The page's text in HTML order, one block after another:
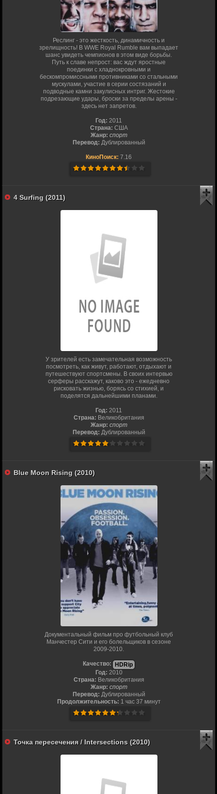
Реслинг - это жесткость, динамичность и
зрелищность! В WWE Royal Rumble вам выпадает
шанс увидеть чемпионов в этом виде борьбы.
Путь к славе непрост: вас ждут яростные
поединки с хладнокровными и
бескомпромиссными противниками со стальными
мускулами, участие в серии состязаний и
подводные камни закулисных интриг. Жестокие
подрезающие удары, броски за пределы арены -
здесь нет запретов.
Год: 2011
Страна: США
Жанр: спорт
Перевод: Дублированный
КиноПоиск: 7.16
4 Surfing (2011)
У зрителей есть замечательная возможность
посмотреть, как живут, работают, отдыхают и
путешествуют спортсмены. В своих интервью
серферы расскажут, каково это - ежедневно
рисковать жизнью, борясь со стихией, и
поделятся дальнейшими планами.
Год: 2011
Страна: Великобритания
Жанр: спорт
Перевод: Дублированный
Blue Moon Rising (2010)
Документальный фильм про футбольный клуб
Манчестер Сити и его болельщиков в сезоне
2009-2010.
Качество:
HDRip
Год: 2010
Страна: Великобритания
Жанр: спорт
Перевод: Дублированный
Продолжительность: 1 час 37 минут
Точка пересечения / Intersections (2010)